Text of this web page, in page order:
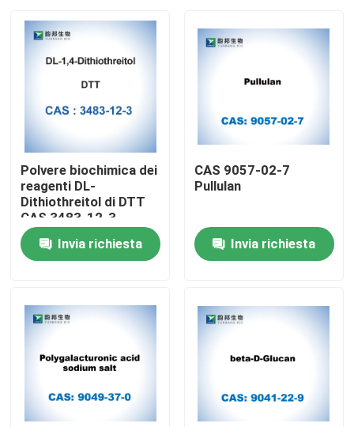
Casa
Circa noi
Polvere biochimica dei
reagenti DL-
Dithiothreitol di DTT
CAS 3483-12-3
Invia richiesta
CAS 9057-02-7
Pullulan
Invia richiesta